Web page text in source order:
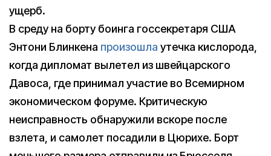
ущерб.
В среду на борту боинга госсекретаря США
Энтони Блинкена произошла утечка кислорода,
когда дипломат вылетел из швейцарского
Давоса, где принимал участие во Всемирном
экономическом форуме. Критическую
неисправность обнаружили вскоре после
взлета, и самолет посадили в Цюрихе. Борт